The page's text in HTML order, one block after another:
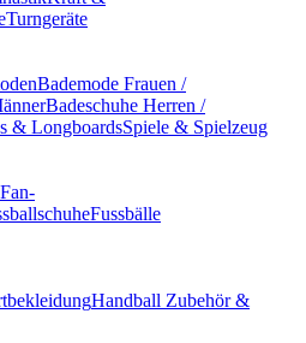
Turngeräte
Bademode Frauen /
Badeschuhe Herren /
& LongboardsSpiele & Spielzeug
Fussbälle
Handball Zubehör &